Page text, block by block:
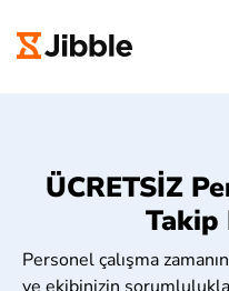
ÜCRETSİZ
Takip
Personel çalışma
ve ekibinizin